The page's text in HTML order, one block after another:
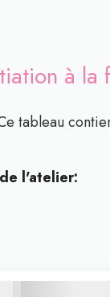
à
tableau
l'atelier: